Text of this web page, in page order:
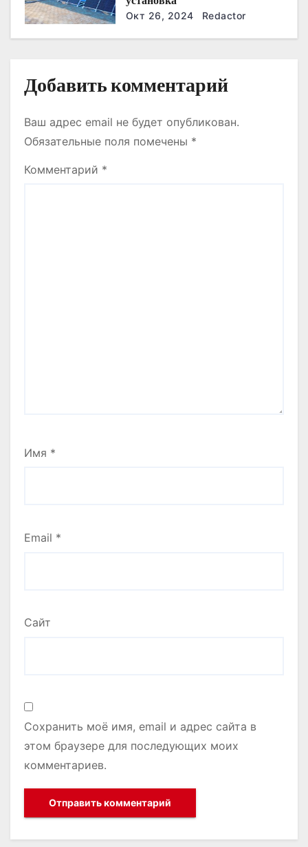
с
я
Окт 26, 2024 Redactor
Добавить комментарий
Ваш адрес email не будет опубликован.
Обязательные поля помечены *
Комментарий *
Имя *
Email *
Сайт
Сохранить моё имя, email и адрес сайта в
этом браузере для последующих моих
комментариев.